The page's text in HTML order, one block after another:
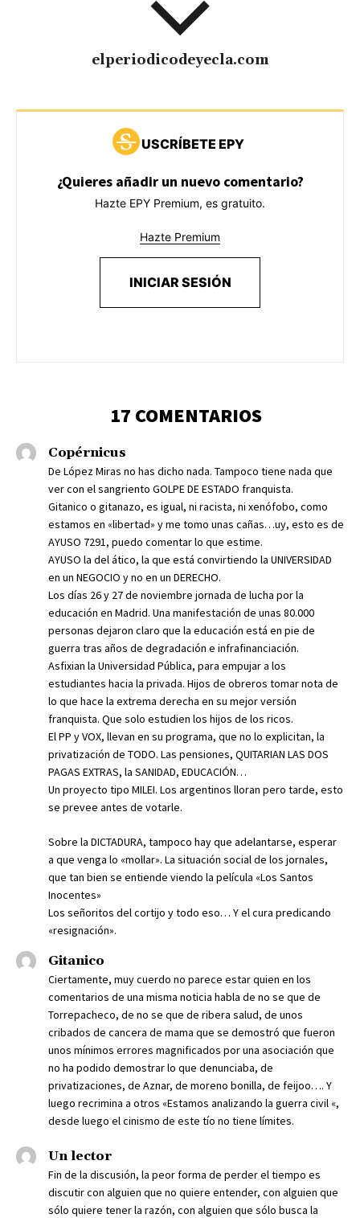
elperiodicodeyecla.com
USCRÍBETE EPY
¿Quieres añadir un nuevo comentario?
Hazte EPY Premium, es gratuito.
Hazte Premium
INICIAR SESIÓN
17 COMENTARIOS
Copérnicus
De López Miras no has dicho nada. Tampoco tiene nada que
ver con el sangriento GOLPE DE ESTADO franquista.
Gitanico o gitanazo, es igual, ni racista, ni xenófobo, como
estamos en «libertad» y me tomo unas cañas…uy, esto es de
AYUSO 7291, puedo comentar lo que estime.
AYUSO la del ático, la que está convirtiendo la UNIVERSIDAD
en un NEGOCIO y no en un DERECHO.
Los días 26 y 27 de noviembre jornada de lucha por la
educación en Madrid. Una manifestación de unas 80.000
personas dejaron claro que la educación está en pie de
guerra tras años de degradación e infrafinanciación.
Asfixian la Universidad Pública, para empujar a los
estudiantes hacia la privada. Hijos de obreros tomar nota de
lo que hace la extrema derecha en su mejor versión
franquista. Que solo estudien los hijos de los ricos.
El PP y VOX, llevan en su programa, que no lo explicitan, la
privatización de TODO. Las pensiones, QUITARIAN LAS DOS
PAGAS EXTRAS, la SANIDAD, EDUCACIÓN…
Un proyecto tipo MILEI. Los argentinos lloran pero tarde, esto
se prevee antes de votarle.
Sobre la DICTADURA, tampoco hay que adelantarse, esperar
a que venga lo «mollar». La situación social de los jornales,
que tan bien se entiende viendo la película «Los Santos
Inocentes»
Los señoritos del cortijo y todo eso… Y el cura predicando
«resignación».
Gitanico
Ciertamente, muy cuerdo no parece estar quien en los
comentarios de una misma noticia habla de no se que de
Torrepacheco, de no se que de ribera salud, de unos
cribados de cancera de mama que se demostró que fueron
unos mínimos errores magnificados por una asociación que
no ha podido demostrar lo que denunciaba, de
privatizaciones, de Aznar, de moreno bonilla, de feijoo…. Y
luego recrimina a otros «Estamos analizando la guerra civil «,
desde luego el cinismo de este tío no tiene límites.
Un lector
Fin de la discusión, la peor forma de perder el tiempo es
discutir con alguien que no quiere entender, con alguien que
sólo quiere tener la razón, con alguien que sólo busca la